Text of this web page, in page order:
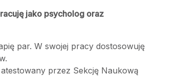
jako psycholog oraz
par. W swojej pracy dostosowuję
przez Sekcję Naukową